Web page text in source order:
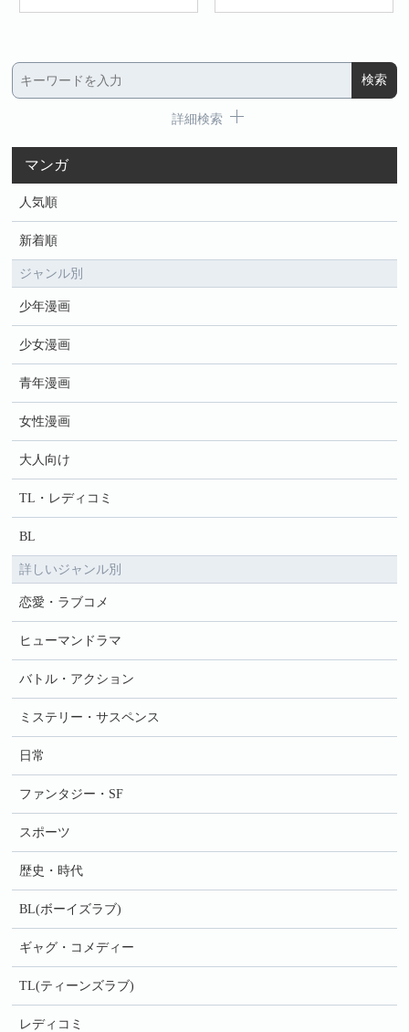
詳細検索
マンガ
人気順
新着順
ジャンル別
少年漫画
少女漫画
青年漫画
女性漫画
大人向け
TL・レディコミ
BL
詳しいジャンル別
恋愛・ラブコメ
ヒューマンドラマ
バトル・アクション
ミステリー・サスペンス
日常
ファンタジー・SF
スポーツ
歴史・時代
BL(ボーイズラブ)
ギャグ・コメディー
TL(ティーンズラブ)
レディコミ